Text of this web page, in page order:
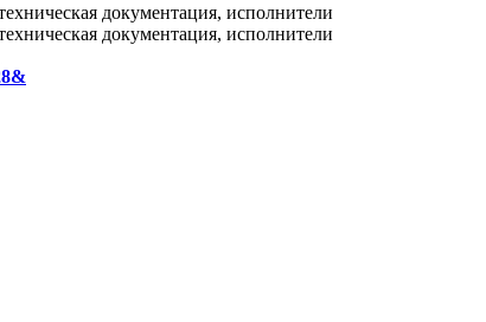
документация, исполнители
документация, исполнители